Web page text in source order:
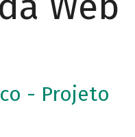
- Projeto